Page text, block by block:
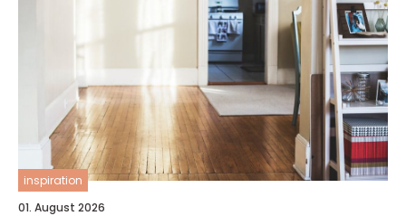
inspiration
01. August 2026